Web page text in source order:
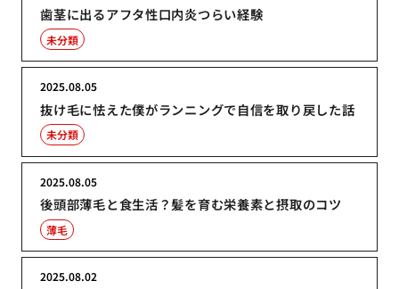
歯茎に出るアフタ性口内炎つらい経験
未分類
抜け毛に怯えた僕がランニングで自信を取り戻した話
2025.08.05
未分類
後頭部薄毛と食生活？髪を育む栄養素と摂取のコツ
2025.08.05
薄毛
2025.08.02